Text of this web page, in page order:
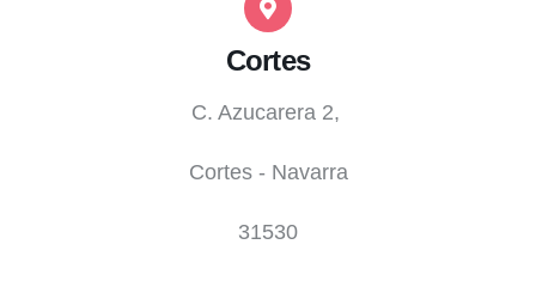
Cortes
C. Azucarera 2,
Cortes - Navarra
31530